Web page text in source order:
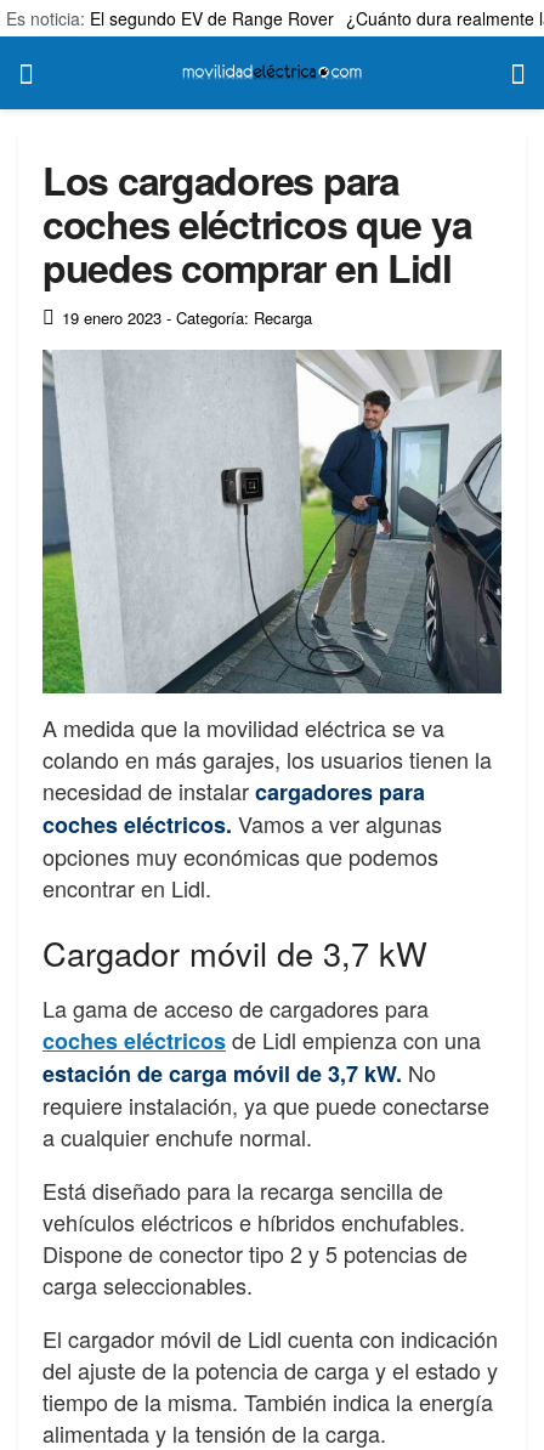
Es noticia: El segundo EV de Range Rover ¿Cuánto dura realmente
Los cargadores para
coches eléctricos que ya
puedes comprar en Lidl
19 enero 2023 - Categoría: Recarga
A medida que la movilidad eléctrica se va
colando en más garajes, los usuarios tienen la
necesidad de instalarcargadores para
coches eléctricos. Vamos a ver algunas
opciones muy económicas que podemos
encontrar en Lidl.
Cargador móvil de 3,7 kW
La gama de acceso de cargadores para
coches eléctricosde Lidl empienza con una
estación de carga móvil de 3,7 kW. No
requiere instalación, ya que puede conectarse
a cualquier enchufe normal.
Está diseñado para la recarga sencilla de
vehículos eléctricos e híbridos enchufables.
Dispone de conector tipo 2 y 5 potencias de
carga seleccionables.
El cargador móvil de Lidl cuenta con indicación
del ajuste de la potencia de carga y el estado y
tiempo de la misma. También indica la energía
alimentada y la tensión de la carga.